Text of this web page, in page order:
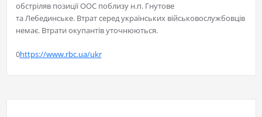
обстріляв позиції ООС поблизу н.п. Гнутове
та Лебединське. Втрат серед українських військовослужбовців
немає. Втрати окупантів уточнюються.
0https://www.rbc.ua/ukr